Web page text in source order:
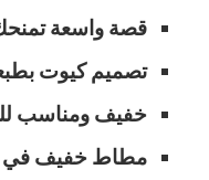
قصة واسعة
تصميم كيوت
خفيف ومناسب
مطاط خفيف في